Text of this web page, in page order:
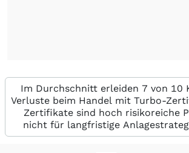
Im Durchschnitt erleiden 7 von 10
Verluste beim Handel mit Turbo-
Zertifikate sind hoch risikoreiche
nicht für langfristige